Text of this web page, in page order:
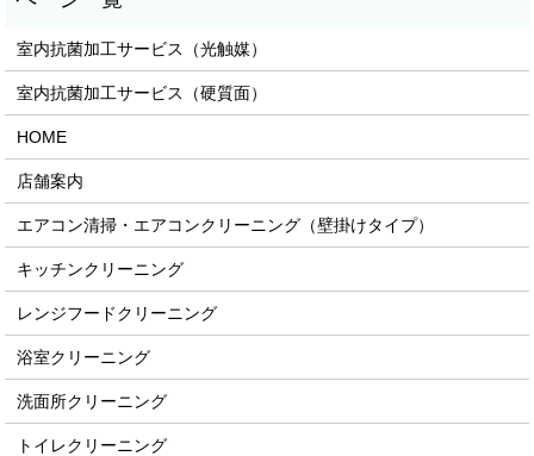
室内抗菌加工サービス（光触媒）
室内抗菌加工サービス（硬質面）
HOME
店舗案内
エアコン清掃・エアコンクリーニング（壁掛けタイプ）
キッチンクリーニング
レンジフードクリーニング
浴室クリーニング
洗面所クリーニング
トイレクリーニング